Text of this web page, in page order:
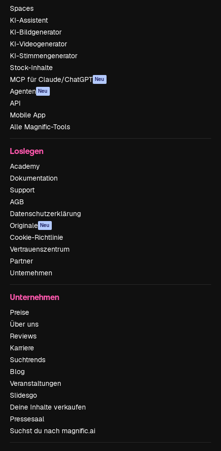
Spaces
KI-Assistent
KI-Bildgenerator
KI-Videogenerator
KI-Stimmengenerator
Stock-Inhalte
MCP für Claude/ChatGPT Neu
Agenten Neu
API
Mobile App
Alle Magnific-Tools
Loslegen
Academy
Dokumentation
Support
AGB
Datenschutzerklärung
Originale Neu
Cookie-Richtlinie
Vertrauenszentrum
Partner
Unternehmen
Unternehmen
Preise
Über uns
Reviews
Karriere
Suchtrends
Blog
Veranstaltungen
Slidesgo
Deine Inhalte verkaufen
Pressesaal
Suchst du nach magnific.ai